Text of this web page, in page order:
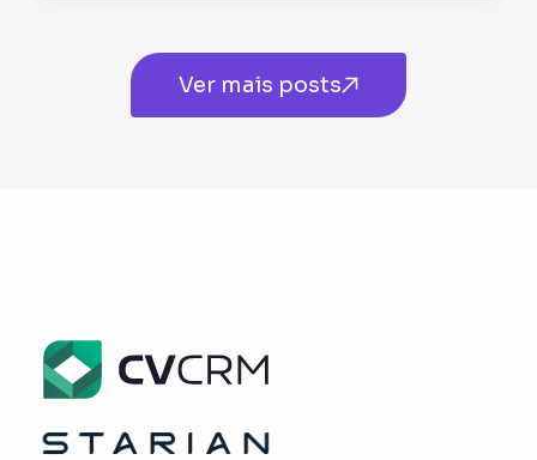
Ver mais posts